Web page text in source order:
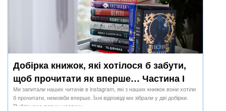
Добірка книжок, які хотілося б забути,
щоб прочитати як вперше… Частина І
Ми запитали наших читачів в instagram, які з наших книжок вони хотіли
б прочитати, немовби вперше. Їхні відповіді ми зібрали у дві добірки.
Публікуємо першу частину.